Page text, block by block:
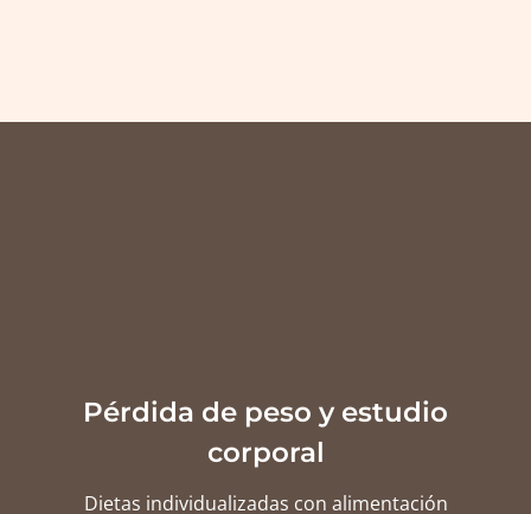
Pérdida de peso y estudio
corporal
Dietas individualizadas con alimentación